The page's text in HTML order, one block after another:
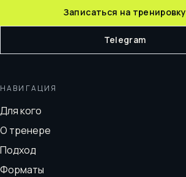
Записаться на тренировку
Telegram
НАВИГАЦИЯ
Для кого
О тренере
Подход
Форматы